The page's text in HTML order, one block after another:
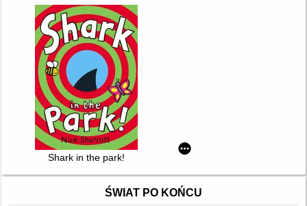
Shark in the park!
ŚWIAT PO KOŃCU